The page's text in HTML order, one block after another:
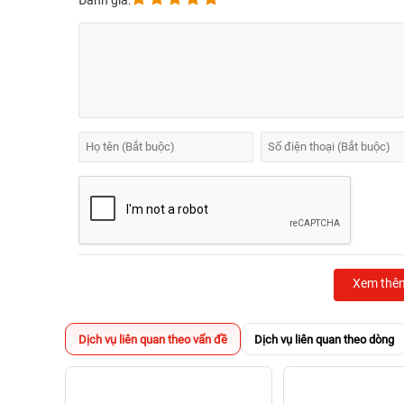
Xem
Dịch vụ liên quan theo vấn đề Dịch vụ liên quan theo dòng